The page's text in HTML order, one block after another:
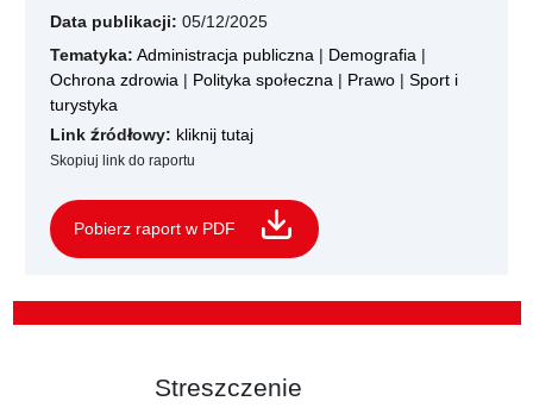
Data publikacji: 05/12/2025
Tematyka: Administracja publiczna | Demografia |
Ochrona zdrowia | Polityka społeczna | Prawo | Sport i
turystyka
Link źródłowy: kliknij tutaj
Skopiuj link do raportu
Pobierz raport w PDF
Streszczenie